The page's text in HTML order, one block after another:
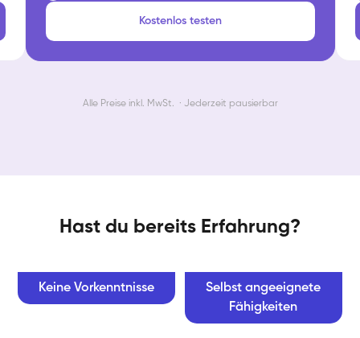
Kostenlos testen
Alle Preise inkl. MwSt. · Jederzeit pausierbar
Hast du bereits Erfahrung?
Keine Vorkenntnisse
Selbst angeeignete
Fähigkeiten